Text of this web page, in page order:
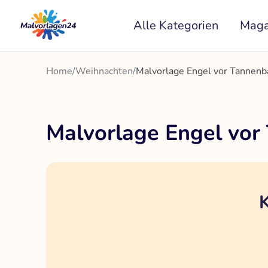
Inhalt
springen
Alle Kategorien
Home/Weihnachten/Malvorlage Engel vor
Malvorlage Engel vor